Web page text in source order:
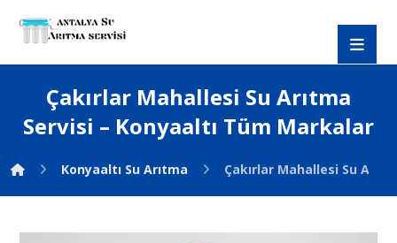
Çakırlar Mahallesi Su Arıtma
Servisi – Konyaaltı Tüm Markalar
Konyaaltı Su Arıtma Çakırlar Mahallesi Su